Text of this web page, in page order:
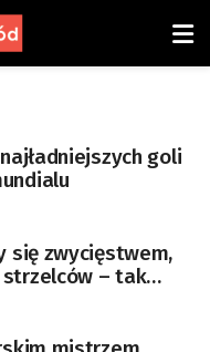
najładniejszych goli
się zwycięstwem,
– tak